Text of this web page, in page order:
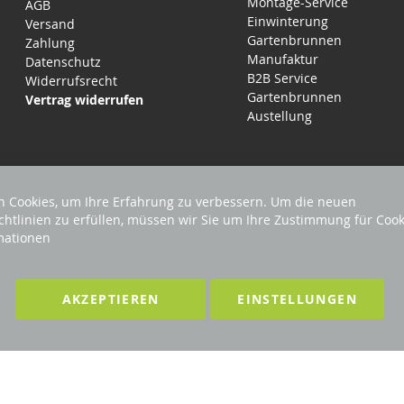
AGB
Versand
Zahlung
Datenschutz
Widerrufsrecht
Vertrag widerrufen
Einwinterung
Gartenbrunnen
Manufaktur
B2B Service
Gartenbrunnen
Austellung
Cookies, um Ihre Erfahrung zu verbessern. Um die neuen
zu erfüllen, müssen wir Sie um Ihre Zustimmung für
AKZEPTIEREN EINSTELLUNGEN